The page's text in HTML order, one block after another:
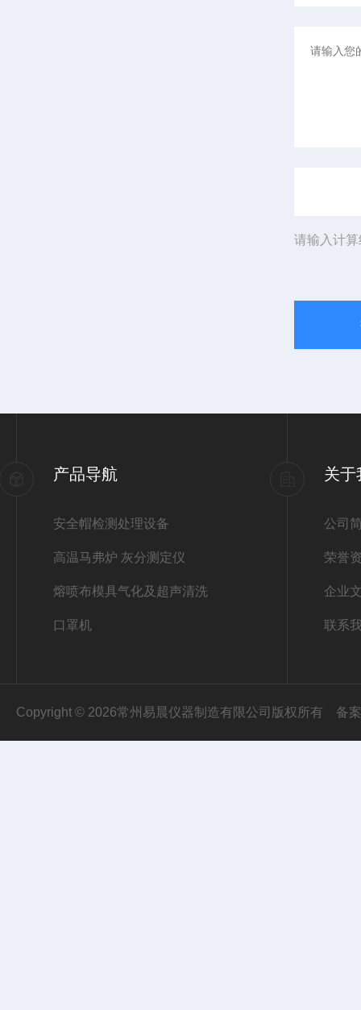
请输入计
产品导航
安全帽检测处理设备
高温马弗炉 灰分测定仪
熔喷布模具气化及超声清洗
口罩机
关于
公司
荣誉
企业
联系
Copyright © 2026常州易晨仪器制造有限公司版权所有 备